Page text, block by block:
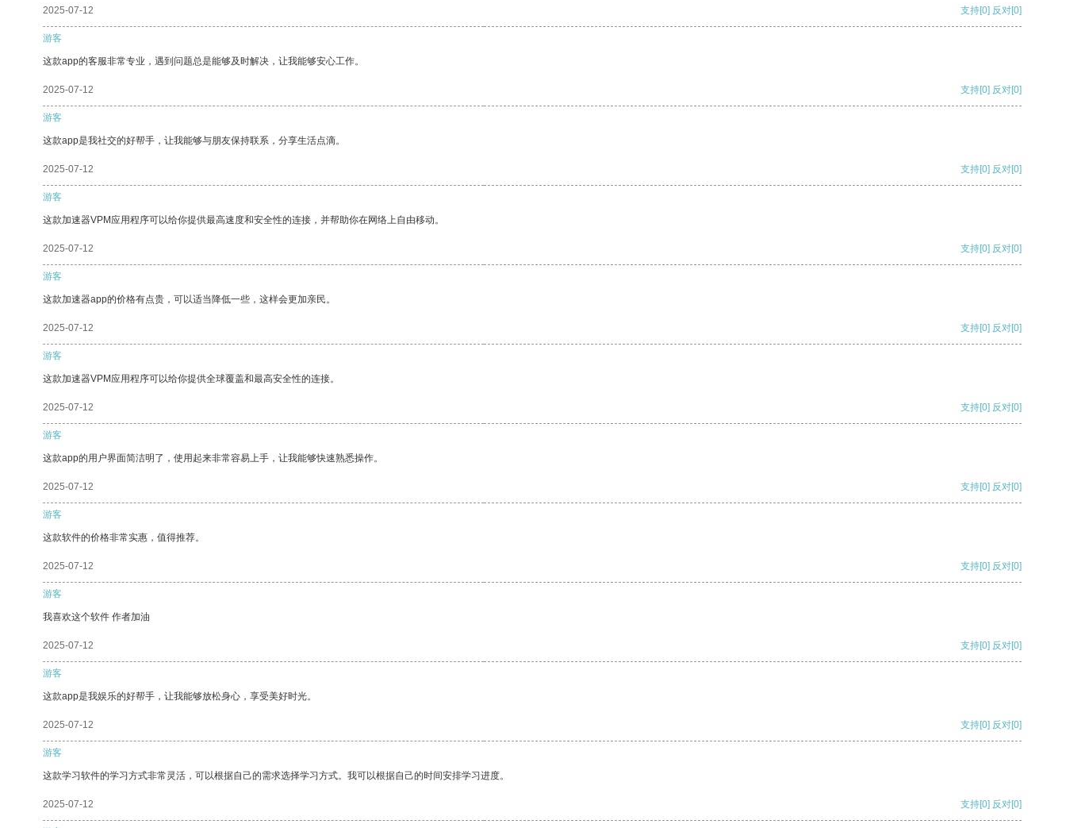
2025-07-12 支持[0] 反对[0]
游客
这款app的客服非常专业，遇到问题总是能够及时解决，让我能够安心工作。
2025-07-12 支持[0] 反对[0]
游客
这款app是我社交的好帮手，让我能够与朋友保持联系，分享生活点滴。
2025-07-12 支持[0] 反对[0]
游客
这款加速器VPM应用程序可以给你提供最高速度和安全性的连接，并帮助你在网络上自由移动。
2025-07-12 支持[0] 反对[0]
游客
这款加速器app的价格有点贵，可以适当降低一些，这样会更加亲民。
2025-07-12 支持[0] 反对[0]
游客
这款加速器VPM应用程序可以给你提供全球覆盖和最高安全性的连接。
2025-07-12 支持[0] 反对[0]
游客
这款app的用户界面简洁明了，使用起来非常容易上手，让我能够快速熟悉操作。
2025-07-12 支持[0] 反对[0]
游客
这款软件的价格非常实惠，值得推荐。
2025-07-12 支持[0] 反对[0]
游客
我喜欢这个软件 作者加油
2025-07-12 支持[0] 反对[0]
游客
这款app是我娱乐的好帮手，让我能够放松身心，享受美好时光。
2025-07-12 支持[0] 反对[0]
游客
这款学习软件的学习方式非常灵活，可以根据自己的需求选择学习方式。我可以根据自己的时间安排学习进度。
2025-07-12 支持[0] 反对[0]